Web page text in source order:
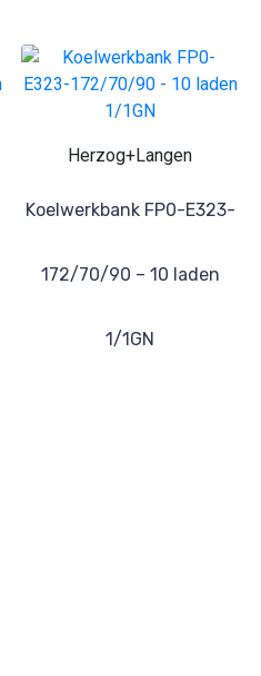
Herzog+Langen
Koelwerkbank FP0-E323-
172/70/90 – 10 laden
1/1GN